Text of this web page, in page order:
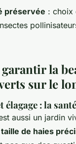
préservée : choix
la
sur le
élagage : la
aussi un jardin
taille de haies